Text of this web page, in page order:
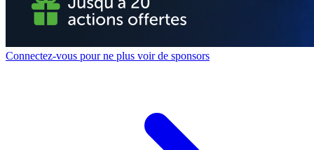
Connectez-vous pour ne plus voir de sponsors